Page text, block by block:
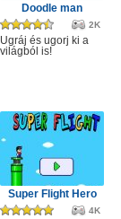
Doodle man
2K
Ugráj és ugorj ki a
világból is!
Super Flight Hero
4K